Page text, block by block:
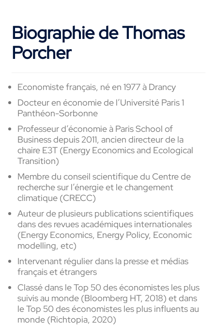
Biographie de Thomas
Porcher
Economiste français, né en 1977 à Drancy
Docteur en économie de l’Université Paris 1
Panthéon-Sorbonne
Professeur d’économie à Paris School of
Business depuis 2011, ancien directeur de la
chaire E3T (Energy Economics and Ecological
Transition)
Membre du conseil scientifique du Centre de
recherche sur l’énergie et le changement
climatique (CRECC)
Auteur de plusieurs publications scientifiques
dans des revues académiques internationales
(Energy Economics, Energy Policy, Economic
modelling, etc)
Intervenant régulier dans la presse et médias
français et étrangers
Classé dans le Top 50 des économistes les plus
suivis au monde (Bloomberg HT, 2018) et dans
le Top 50 des économistes les plus influents au
monde (Richtopia, 2020)